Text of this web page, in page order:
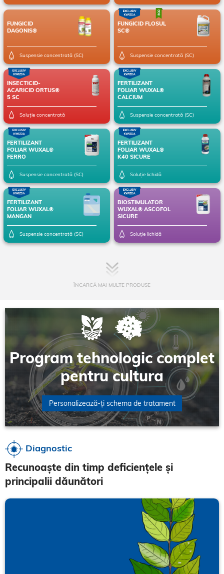
FUNGICID
DAGONIS®
Suspensie concentrată (SC)
FUNGICID FLOSUL
SC®
Suspensie concentrată (SC)
INSECTICID-
ACARICID ORTUS®
5 SC
Soluție concentrată
FERTILIZANT
FOLIAR WUXAL®
CALCIUM
Suspensie concentrată (SC)
FERTILIZANT
FOLIAR WUXAL®
FERRO
Suspensie concentrată (SC)
FERTILIZANT
FOLIAR WUXAL®
K40 SICURE
Soluție lichidă
FERTILIZANT
FOLIAR WUXAL®
MANGAN
Suspensie concentrată (SC)
BIOSTIMULATOR
WUXAL® ASCOFOL
SICURE
Soluție lichidă
ÎNCARCĂ MAI MULTE PRODUSE
Program tehnologic complet
pentru cultura
Personalizează-ți schema de tratament
Diagnostic
Recunoaște din timp deficiențele și
principalii dăunători